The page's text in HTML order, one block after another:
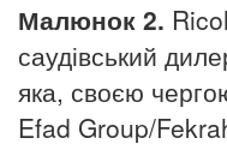
Малюнок 2.
саудівський
яка, своєю
Efad Group/